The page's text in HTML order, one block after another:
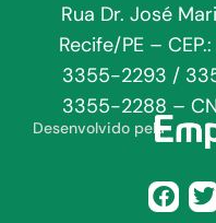
Rua Dr. José
Recife/PE –
3355-2293 /
3355-2288 –
Desenvolvido pela